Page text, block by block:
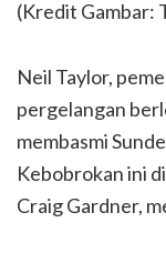
(Kredit Gambar:
Neil Taylor,
pergelangan
membasmi
Kebobrokan ini
Craig Gardner,